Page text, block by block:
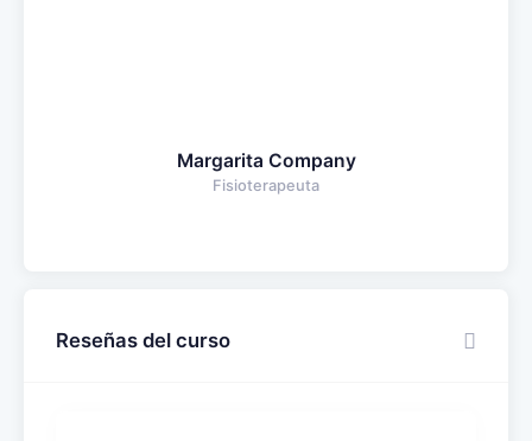
Margarita Company
Fisioterapeuta
Reseñas del curso